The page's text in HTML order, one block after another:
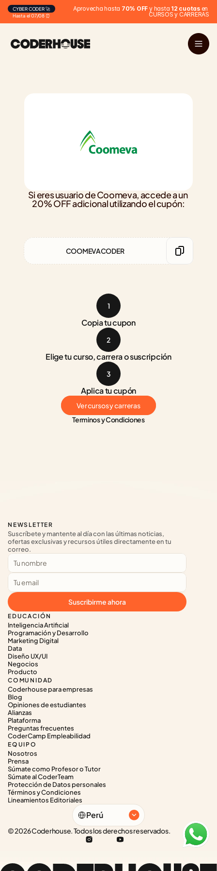
Hasta el 07/08 ⏰
CYBER CODER 🚀 Aprovecha hasta 70% OFF y hasta 12 cuotas en
CURSOS y CARRERAS
Si eres usuario de Coomeva, accede a un
20% OFF adicional utilizando el cupón:
COOMEVACODER
1
Copia tu cupon
2
Elige tu curso, carrera o suscripción
3
Aplica tu cupón
Ver cursos y carreras
Terminos y Condiciones
EDUCACIÓN
Inteligencia Artificial
Programación y Desarrollo
Marketing Digital
Data
Diseño UX/UI
Negocios
Producto
COMUNIDAD
Coderhouse para empresas
Blog
Opiniones de estudiantes
Alianzas
Plataforma
Preguntas frecuentes
CoderCamp Empleabilidad
EQUIPO
Nosotros
Prensa
Súmate como Profesor o Tutor
Súmate al CoderTeam
Protección de Datos personales
Términos y Condiciones
Lineamientos Editoriales
NEWSLETTER
Suscríbete y mantente al día con las últimas noticias,
ofertas exclusivas y recursos útiles directamente en tu
correo.
Suscribirme ahora
Select Language
Perú
© 2026 Coderhouse. Todos los derechos reservados.